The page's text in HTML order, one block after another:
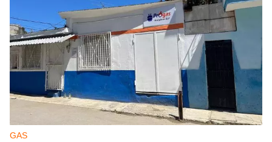
OBITUARIO
Luis Goytisolo y el fin del hechizo cubano
GAS